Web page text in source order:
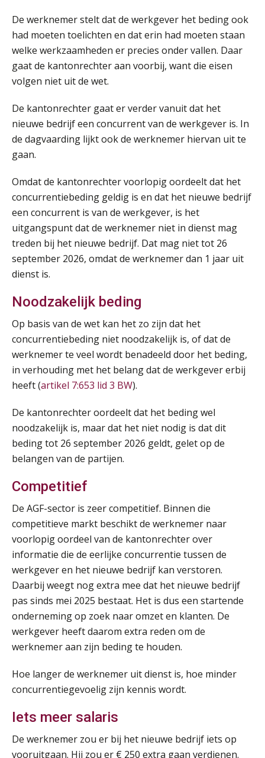
De werknemer stelt dat de werkgever het beding ook
had moeten toelichten en dat erin had moeten staan
welke werkzaamheden er precies onder vallen. Daar
gaat de kantonrechter aan voorbij, want die eisen
volgen niet uit de wet.
De kantonrechter gaat er verder vanuit dat het
nieuwe bedrijf een concurrent van de werkgever is. In
de dagvaarding lijkt ook de werknemer hiervan uit te
gaan.
Omdat de kantonrechter voorlopig oordeelt dat het
concurrentiebeding geldig is en dat het nieuwe bedrijf
een concurrent is van de werkgever, is het
uitgangspunt dat de werknemer niet in dienst mag
treden bij het nieuwe bedrijf. Dat mag niet tot 26
september 2026, omdat de werknemer dan 1 jaar uit
dienst is.
Noodzakelijk beding
Op basis van de wet kan het zo zijn dat het
concurrentiebeding niet noodzakelijk is, of dat de
werknemer te veel wordt benadeeld door het beding,
in verhouding met het belang dat de werkgever erbij
heeft (artikel 7:653 lid 3 BW).
De kantonrechter oordeelt dat het beding wel
noodzakelijk is, maar dat het niet nodig is dat dit
beding tot 26 september 2026 geldt, gelet op de
belangen van de partijen.
Competitief
De AGF-sector is zeer competitief. Binnen die
competitieve markt beschikt de werknemer naar
voorlopig oordeel van de kantonrechter over
informatie die de eerlijke concurrentie tussen de
werkgever en het nieuwe bedrijf kan verstoren.
Daarbij weegt nog extra mee dat het nieuwe bedrijf
pas sinds mei 2025 bestaat. Het is dus een startende
onderneming op zoek naar omzet en klanten. De
werkgever heeft daarom extra reden om de
werknemer aan zijn beding te houden.
Hoe langer de werknemer uit dienst is, hoe minder
concurrentiegevoelig zijn kennis wordt.
Iets meer salaris
De werknemer zou er bij het nieuwe bedrijf iets op
vooruitgaan. Hij zou er € 250 extra gaan verdienen.
AUG
Markus Verbeek Praehep
11
AUG
Practical Diploma in Payroll Administration (PDL®)
Markus Verbeek Praehep
14
AUG
HBO Programma Manager Payroll Services & Benefits
Markus Verbeek Praehep
AUG
Markus Verbeek Praehep
20
AUG
Module Loonheffingen PDL
Markus Verbeek Praehep
24
AUG
Module Loonheffingen VPS
Markus Verbeek Praehep
24
AUG
Summercourse Update loonheffingen en arbeidsrecht
MOCuitgevers
AUG
MOCuitgevers
AUG
MOCuitgevers
Summercourse: Kiezen wat bij je past, loslaten wat je niet verder helpt